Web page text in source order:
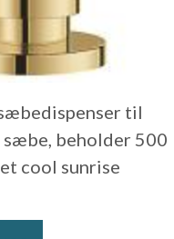
til
beholder 500
cool sunrise